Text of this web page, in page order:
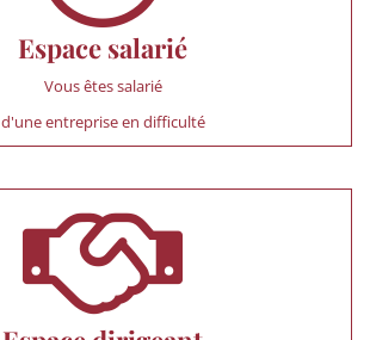
Espace salarié
Vous êtes salarié
d'une entreprise en difficulté